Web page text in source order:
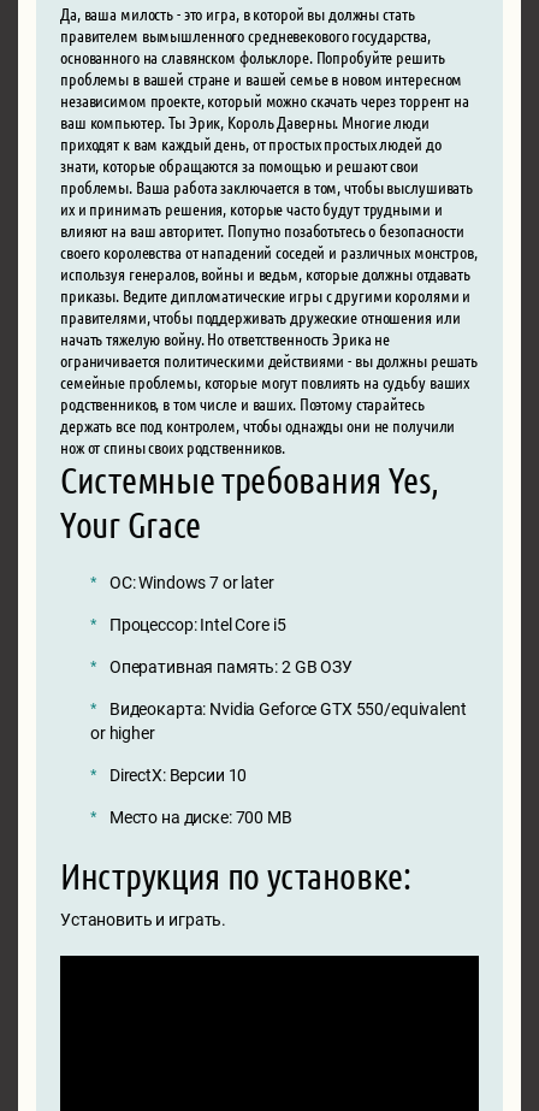
Да, ваша милость - это игра, в которой вы должны стать
правителем вымышленного средневекового государства,
основанного на славянском фольклоре. Попробуйте решить
проблемы в вашей стране и вашей семье в новом интересном
независимом проекте, который можно скачать через торрент на
ваш компьютер. Ты Эрик, Король Даверны. Многие люди
приходят к вам каждый день, от простых простых людей до
знати, которые обращаются за помощью и решают свои
проблемы. Ваша работа заключается в том, чтобы выслушивать
их и принимать решения, которые часто будут трудными и
влияют на ваш авторитет. Попутно позаботьтесь о безопасности
своего королевства от нападений соседей и различных монстров,
используя генералов, войны и ведьм, которые должны отдавать
приказы. Ведите дипломатические игры с другими королями и
правителями, чтобы поддерживать дружеские отношения или
начать тяжелую войну. Но ответственность Эрика не
ограничивается политическими действиями - вы должны решать
семейные проблемы, которые могут повлиять на судьбу ваших
родственников, в том числе и ваших. Поэтому старайтесь
держать все под контролем, чтобы однажды они не получили
нож от спины своих родственников.
Системные требования Yes,
Your Grace
ОС: Windows 7 or later
Процессор: Intel Core i5
Оперативная память: 2 GB ОЗУ
Видеокарта: Nvidia Geforce GTX 550/equivalent
or higher
DirectX: Версии 10
Место на диске: 700 MB
Инструкция по установке:
Установить и играть.